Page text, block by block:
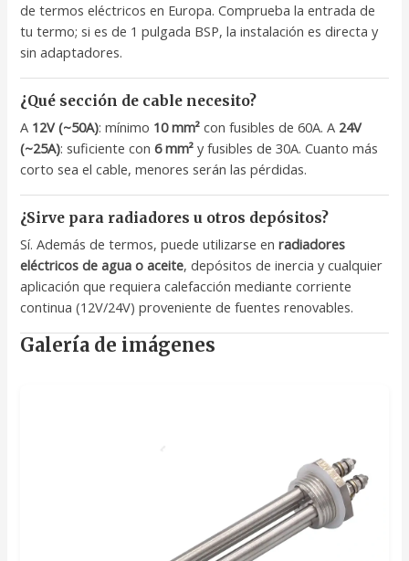
de termos eléctricos en Europa. Comprueba la entrada de
tu termo; si es de 1 pulgada BSP, la instalación es directa y
sin adaptadores.
¿Qué sección de cable necesito?
A 12V (~50A): mínimo 10 mm² con fusibles de 60A. A 24V
(~25A): suficiente con6 mm² y fusibles de 30A. Cuanto más
corto sea el cable, menores serán las pérdidas.
¿Sirve para radiadores u otros depósitos?
Sí. Además de termos, puede utilizarse enradiadores
eléctricos de agua o aceite, depósitos de inercia y cualquier
aplicación que requiera calefacción mediante corriente
continua (12V/24V) proveniente de fuentes renovables.
Galería de imágenes